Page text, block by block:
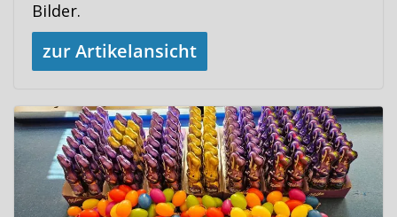
Bilder.
zur Artikelansicht